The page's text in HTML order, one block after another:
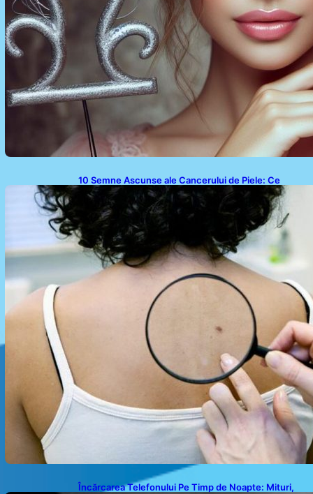
10 Semne Ascunse ale Cancerului de Piele: Ce
Trebuie să Știm pentru a Ne Proteja
Încărcarea Telefonului Pe Timp de Noapte: Mituri,